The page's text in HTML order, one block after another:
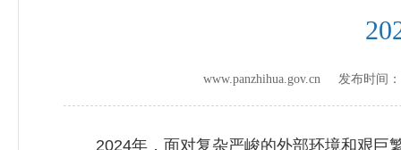
www.panzhihua.gov.cn 发布时间：
2024年，面对复杂严峻的外部环境和艰巨繁